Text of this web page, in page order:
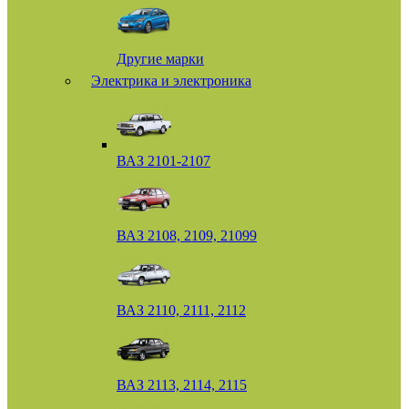
Другие марки
Электрика и электроника
ВАЗ 2101-2107
ВАЗ 2108, 2109, 21099
ВАЗ 2110, 2111, 2112
ВАЗ 2113, 2114, 2115